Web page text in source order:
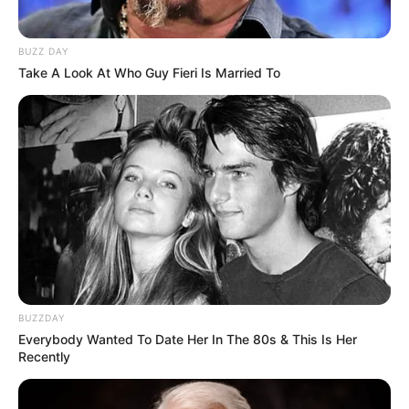
BUZZ DAY
Take A Look At Who Guy Fieri Is Married To
BUZZDAY
Everybody Wanted To Date Her In The 80s & This Is Her
Recently